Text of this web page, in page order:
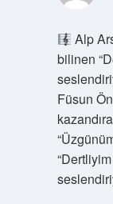
Alp
bilinen
Füsun